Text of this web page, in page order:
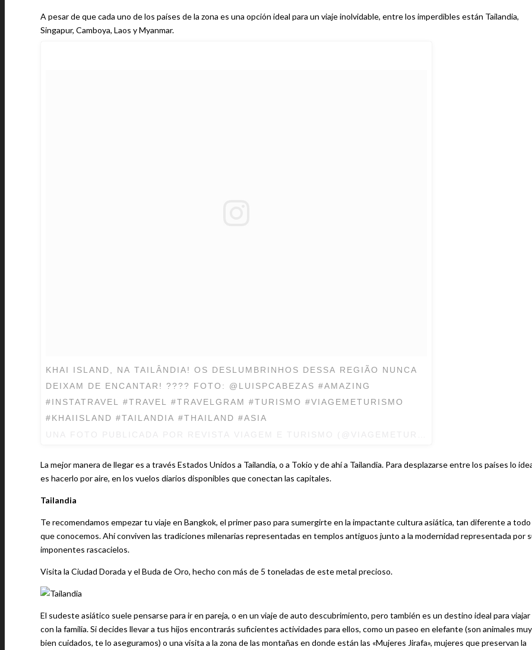
A pesar de que cada uno de los países de la zona es una opción ideal para un viaje inolvidable, entre los imperdibles están Tailandia,
Singapur, Camboya, Laos y Myanmar.
KHAI ISLAND, NA TAILÂNDIA! OS DESLUMBRINHOS DESSA REGIÃO NUNCA
DEIXAM DE ENCANTAR! ???? FOTO: @LUISPCABEZAS #AMAZING
#INSTATRAVEL #TRAVEL #TRAVELGRAM #TURISMO #VIAGEMETURISMO
#KHAIISLAND #TAILANDIA #THAILAND #ASIA
La mejor manera de llegar es a través Estados Unidos a Tailandia, o a Tokio y de ahí a Tailandia. Para desplazarse entre los países lo
es hacerlo por aire, en los vuelos diarios disponibles que conectan las capitales.
Tailandia
Te recomendamos empezar tu viaje en Bangkok, el primer paso para sumergirte en la impactante cultura asiática, tan diferente a todo
que conocemos. Ahí conviven las tradiciones milenarias representadas en templos antiguos junto a la modernidad representada por
imponentes rascacielos.
Visita la Ciudad Dorada y el Buda de Oro, hecho con más de 5 toneladas de este metal precioso.
El sudeste asiático suele pensarse para ir en pareja, o en un viaje de auto descubrimiento, pero también es un destino ideal para viajar
con la familia. Si decides llevar a tus hijos encontrarás suficientes actividades para ellos, como un paseo en elefante (son animales muy
bien cuidados, te lo aseguramos) o una visita a la zona de las montañas en donde están las «Mujeres Jirafa», mujeres que preservan la